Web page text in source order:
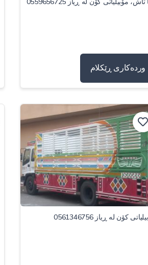
وردەکاری ڕێکلام
کۆن لە ڕیاز 0561346756